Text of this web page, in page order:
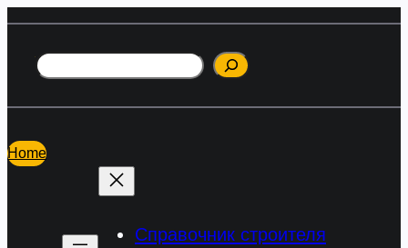
содержимому
Поиск
Home
Справочник строителя